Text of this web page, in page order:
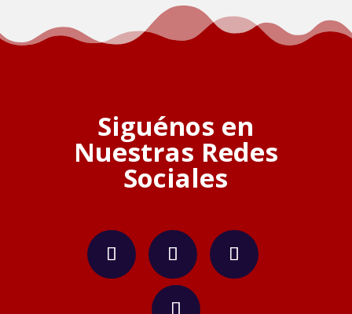
Siguénos en
Nuestras Redes
Sociales